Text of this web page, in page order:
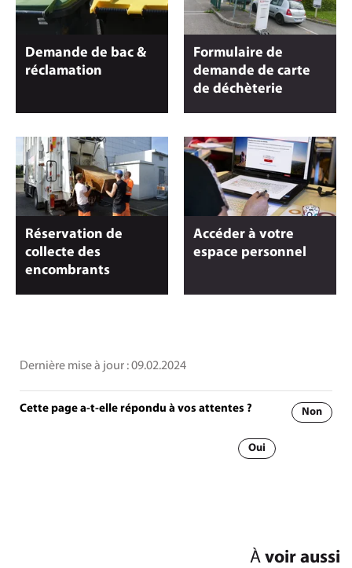
Demande de bac &
réclamation
Formulaire de
demande de carte
de déchèterie
Réservation de
collecte des
encombrants
Accéder à votre
espace personnel
Dernière mise à jour :09.02.2024
Cette page a-t-elle répondu à vos attentes ? Non
Oui
À voir aussi